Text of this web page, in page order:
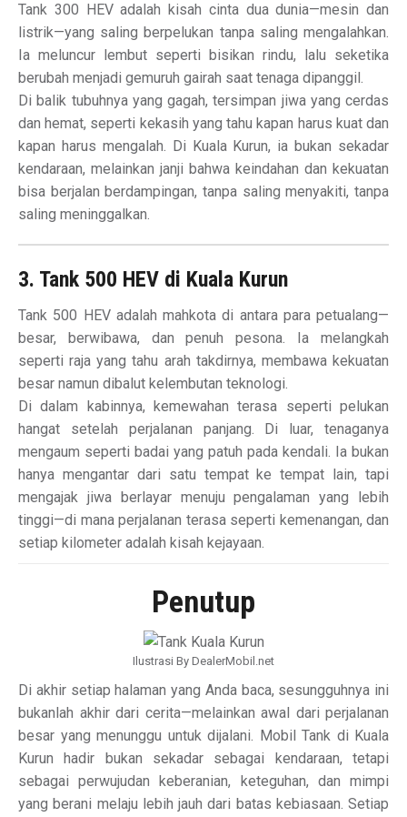
Tank 300 HEV adalah kisah cinta dua dunia—mesin dan
listrik—yang saling berpelukan tanpa saling mengalahkan.
Ia meluncur lembut seperti bisikan rindu, lalu seketika
berubah menjadi gemuruh gairah saat tenaga dipanggil.
Di balik tubuhnya yang gagah, tersimpan jiwa yang cerdas
dan hemat, seperti kekasih yang tahu kapan harus kuat dan
kapan harus mengalah. Di Kuala Kurun, ia bukan sekadar
kendaraan, melainkan janji bahwa keindahan dan kekuatan
bisa berjalan berdampingan, tanpa saling menyakiti, tanpa
saling meninggalkan.
3. Tank 500 HEV di Kuala Kurun
Tank 500 HEV adalah mahkota di antara para petualang—
besar, berwibawa, dan penuh pesona. Ia melangkah
seperti raja yang tahu arah takdirnya, membawa kekuatan
besar namun dibalut kelembutan teknologi.
Di dalam kabinnya, kemewahan terasa seperti pelukan
hangat setelah perjalanan panjang. Di luar, tenaganya
mengaum seperti badai yang patuh pada kendali. Ia bukan
hanya mengantar dari satu tempat ke tempat lain, tapi
mengajak jiwa berlayar menuju pengalaman yang lebih
tinggi—di mana perjalanan terasa seperti kemenangan, dan
setiap kilometer adalah kisah kejayaan.
Penutup
Ilustrasi By DealerMobil.net
Di akhir setiap halaman yang Anda baca, sesungguhnya ini
bukanlah akhir dari cerita—melainkan awal dari perjalanan
besar yang menunggu untuk dijalani. Mobil Tank di Kuala
Kurun hadir bukan sekadar sebagai kendaraan, tetapi
sebagai perwujudan keberanian, keteguhan, dan mimpi
yang berani melaju lebih jauh dari batas kebiasaan. Setiap